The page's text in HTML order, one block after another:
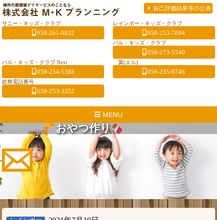
自己評価結果等の公表
サニー・キッズ・クラブ
059-261-9832
レインボー・キッズ・クラブ
059-253-7694
パル・キッズ・クラブ
059-273-5540
パル・キッズ・クラブ Next
059-234-5588
翼(エル)
059-235-0746
総務電話番号
059-253-3352
MENU
おやつ作り